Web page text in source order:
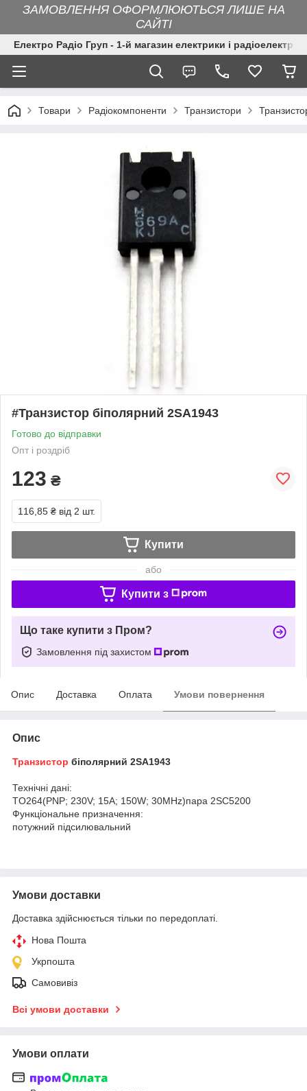
ЗАМОВЛЕННЯ ОФОРМЛЮЮТЬСЯ ЛИШЕ НА
САЙТІ
Електро Радіо Груп - 1-й магазин електрики і
Товари Радіокомпоненти Транзистори
#Транзистор біполярний 2SA1943
Готово до відправки
Опт і роздріб
123 ₴
116,85 ₴ від 2 шт.
Купити
або
Купити з
Що таке купити з Пром?
Замовлення під захистом
Опис Доставка Оплата Умови повернення
Опис
Транзистор біполярний 2SA1943
Технічні дані:
TO264(PNP; 230V; 15A; 150W; 30MHz)пара 2SC5200
Функціональне призначення:
потужний підсилювальний
Умови доставки
Доставка здійснюється тільки по передоплаті.
Нова Пошта
Укрпошта
Самовивіз
Всі умови доставки
Умови оплати